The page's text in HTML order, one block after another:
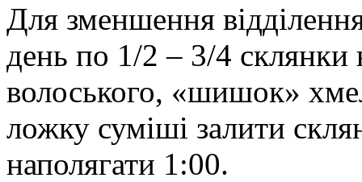
Для зменшення
день по 1/2 – 3/4 склянки
волоського, «шишок»
ложку суміші залити
наполягати 1:00.